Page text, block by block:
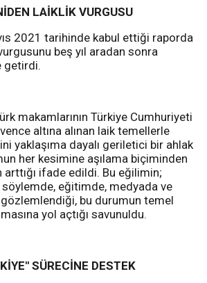
LAİKLİK VURGUSU
2021 tarihinde kabul ettiği raporda
beş yıl aradan sonra
getirdi.
makamlarının Türkiye Cumhuriyeti
altına alınan laik temellerle
yaklaşıma dayalı geriletici bir ahlak
her kesimine aşılama biçiminden
ifade edildi. Bu eğilimin;
eğitimde, medyada ve
bu durumun temel
yol açtığı savunuldu.
SÜRECİNE DESTEK